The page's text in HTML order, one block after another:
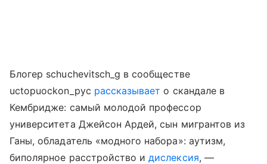
Блогер schuchevitsch_g в сообществе
uctopuockon_pyc рассказывает о скандале в
Кембридже: самый молодой профессор
университета Джейсон Ардей, сын мигрантов из
Ганы, обладатель «модного набора»: аутизм,
биполярное расстройство идислексия, —